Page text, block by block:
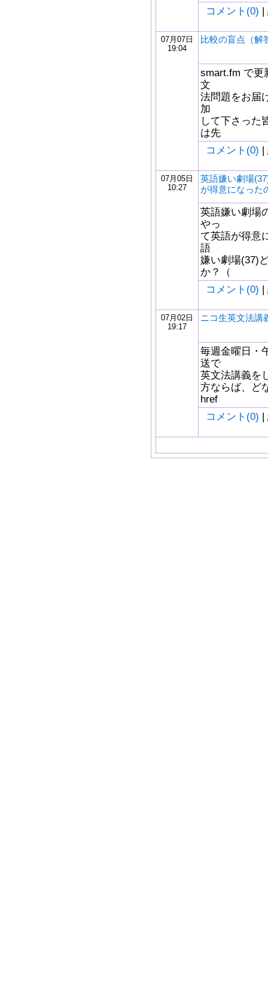
コメント(0) |
07月07日
19:04
比較の盲点（解
smart.fm で更
文
法問題をお届
加
して下さった
は先
コメント(0) |
07月05日
10:27
英語嫌い劇場
が得意になった
英語嫌い劇場
やっ
て英語が得意
語
嫌い劇場(37)
か？（
コメント(0) |
07月02日
19:17
ニコ生英文法講
毎週金曜日・
送で
英文法講義を
方ならば、ど
href
コメント(0) |